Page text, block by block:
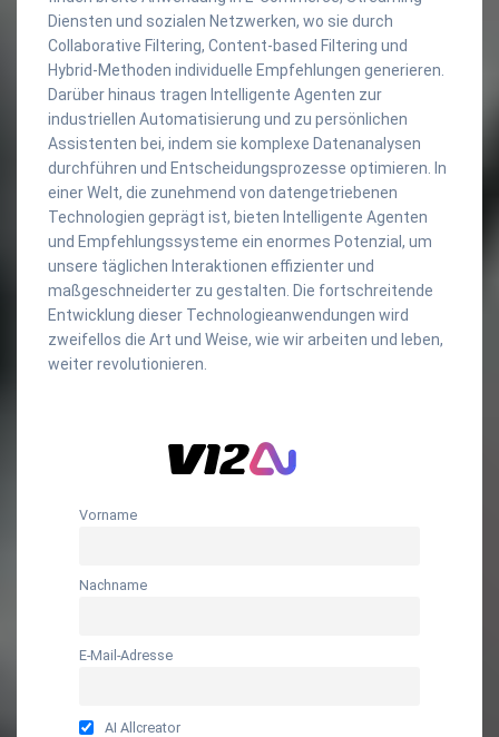
Diensten und sozialen Netzwerken, wo sie durch
Collaborative Filtering, Content-based Filtering und
Hybrid-Methoden individuelle Empfehlungen generieren.
Darüber hinaus tragen Intelligente Agenten zur
industriellen Automatisierung und zu persönlichen
Assistenten bei, indem sie komplexe Datenanalysen
durchführen und Entscheidungsprozesse optimieren. In
einer Welt, die zunehmend von datengetriebenen
Technologien geprägt ist, bieten Intelligente Agenten
und Empfehlungssysteme ein enormes Potenzial, um
unsere täglichen Interaktionen effizienter und
maßgeschneiderter zu gestalten. Die fortschreitende
Entwicklung dieser Technologieanwendungen wird
zweifellos die Art und Weise, wie wir arbeiten und leben,
weiter revolutionieren.
Vorname
Nachname
E-Mail-Adresse
AI Allcreator